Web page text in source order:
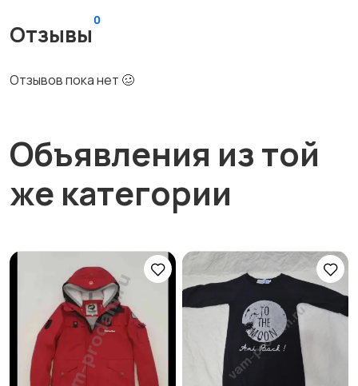
Отзывы
0
Отзывов пока нет 🥴
Объявления из той
же категории